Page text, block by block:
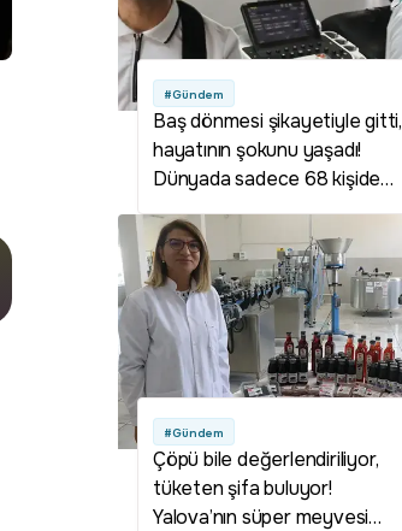
#Gündem
Baş dönmesi şikayetiyle gitti,
hayatının şokunu yaşadı!
Dünyada sadece 68 kişide
#Gündem
Çöpü bile değerlendiriliyor,
tüketen şifa buluyor!
Yalova’nın süper meyvesi